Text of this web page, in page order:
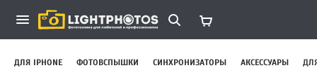
ДЛЯ IPHONE ФОТОВСПЫШКИ СИНХРОНИЗАТОРЫ АКСЕССУАРЫ